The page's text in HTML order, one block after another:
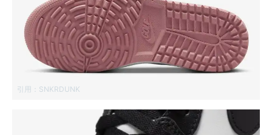
引用： SNKRDUNK